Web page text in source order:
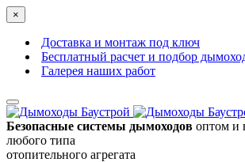
×
Доставка и монтаж под ключ
Бесплатный расчет и подбор
Галерея наших работ
Безопасные системы дымоходов оптом и
любого типа
отопительного агрегата